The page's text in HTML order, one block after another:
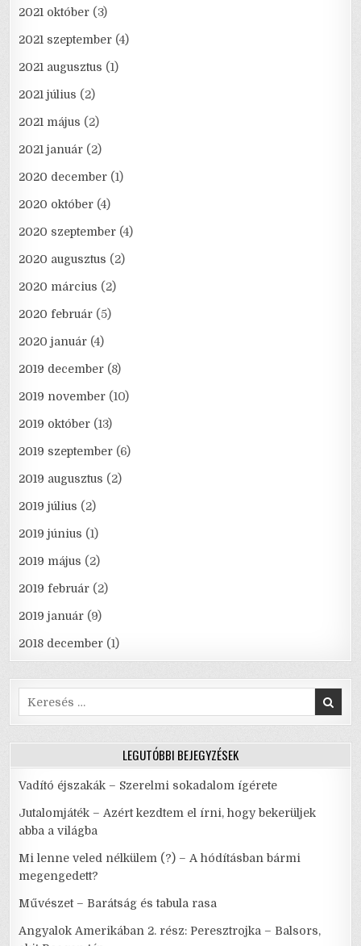
2021 október (3)
2021 szeptember (4)
2021 augusztus (1)
2021 július (2)
2021 május (2)
2021 január (2)
2020 december (1)
2020 október (4)
2020 szeptember (4)
2020 augusztus (2)
2020 március (2)
2020 február (5)
2020 január (4)
2019 december (8)
2019 november (10)
2019 október (13)
2019 szeptember (6)
2019 augusztus (2)
2019 július (2)
2019 június (1)
2019 május (2)
2019 február (2)
2019 január (9)
2018 december (1)
Search
for:
LEGUTÓBBI BEJEGYZÉSEK
Vadító éjszakák – Szerelmi sokadalom ígérete
Jutalomjáték – Azért kezdtem el írni, hogy bekerüljek
abba a világba
Mi lenne veled nélkülem (?) – A hódításban bármi
megengedett?
Művészet – Barátság és tabula rasa
Angyalok Amerikában 2. rész: Peresztrojka – Balsors,